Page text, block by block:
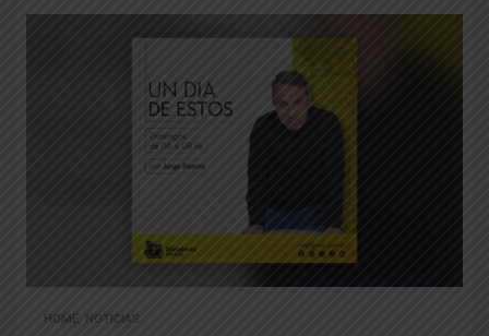
HOME, NOTICIAS